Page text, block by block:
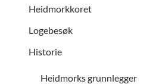
Heidmorkkoret
Logebesøk
Historie
Heidmorks grunnlegger